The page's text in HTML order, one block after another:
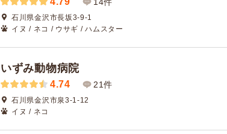
石川県金沢市長坂3-9-1
イヌ / ネコ / ウサギ / ハムスター
いずみ動物病院
4.74 21件
石川県金沢市泉3-1-12
イヌ / ネコ